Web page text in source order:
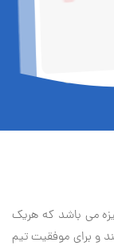
می باشد که هریک
و برای موفقیت تيم